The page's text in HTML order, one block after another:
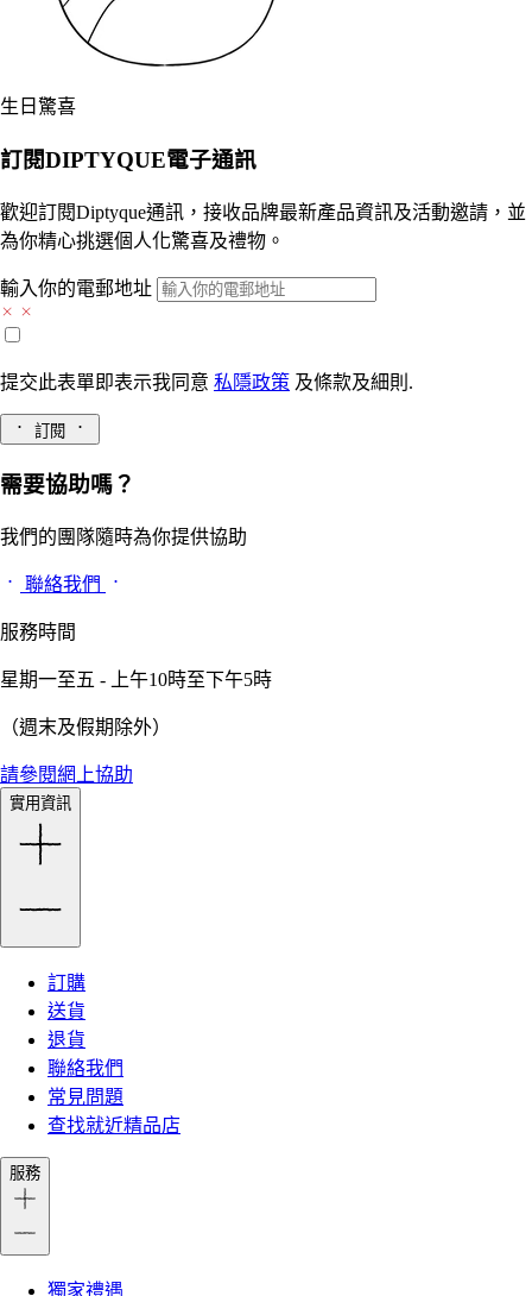
生日驚喜
訂閱DIPTYQUE電子通訊
歡迎訂閱Diptyque通訊，接收品牌最新產品資訊及活動邀請，並
為你精心挑選個人化驚喜及禮物。
輸入你的電郵地址
提交此表單即表示我同意 私隱政策 及條款及細則.
訂閱
需要協助嗎？
我們的團隊隨時為你提供協助
聯絡我們
服務時間
星期一至五 - 上午10時至下午5時
（週末及假期除外）
請參閱網上協助
實用資訊
訂購
送貨
退貨
聯絡我們
常見問題
查找就近精品店
服務
獨家禮遇